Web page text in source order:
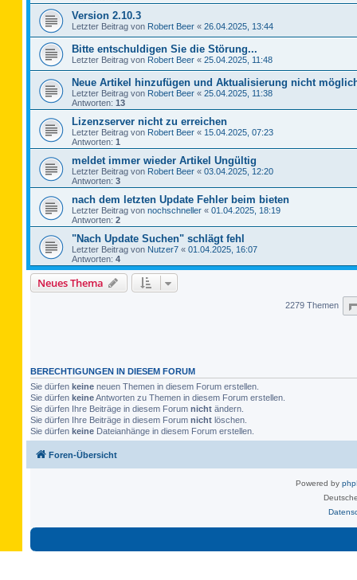
Version 2.10.3
Letzter Beitrag von Robert Beer « 26.04.2025, 13:44
Bitte entschuldigen Sie die Störung...
Letzter Beitrag von Robert Beer « 25.04.2025, 11:48
Neue Artikel hinzufügen und Aktualisierung nicht
Letzter Beitrag von Robert Beer « 25.04.2025, 11:38
Antworten: 13
Lizenzserver nicht zu erreichen
Letzter Beitrag von Robert Beer « 15.04.2025, 07:23
Antworten: 1
meldet immer wieder Artikel Ungültig
Letzter Beitrag von Robert Beer « 03.04.2025, 12:20
Antworten: 3
nach dem letzten Update Fehler beim bieten
Letzter Beitrag von nochschneller « 01.04.2025, 18:19
Antworten: 2
"Nach Update Suchen" schlägt fehl
Letzter Beitrag von Nutzer7 « 01.04.2025, 16:07
Antworten: 4
Neues Thema
2279 Themen
BERECHTIGUNGEN IN DIESEM FORUM
Sie dürfen keine neuen Themen in diesem Forum erstellen.
Sie dürfen keineAntworten zu Themen in diesem Forum erstellen.
Sie dürfen Ihre Beiträge in diesem Forum nicht ändern.
Sie dürfen Ihre Beiträge in diesem Forum nicht löschen.
Sie dürfen keine Dateianhänge in diesem Forum erstellen.
Foren-Übersicht
Powered by